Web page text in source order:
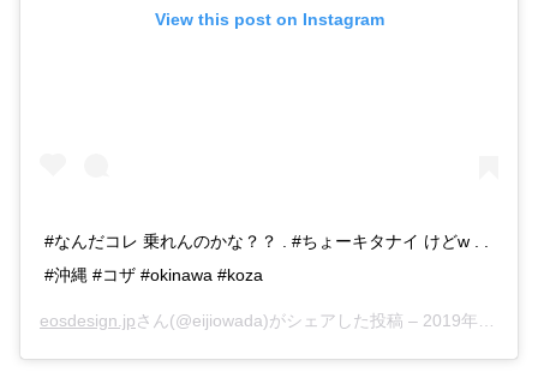
View this post on Instagram
#なんだコレ 乗れんのかな？？ . #ちょーキタナイ けどw . .
#沖縄 #コザ #okinawa #koza
eosdesign.jpさん(@eijiowada)がシェアした投稿 – 2019年Jan月8日am7時41分PST